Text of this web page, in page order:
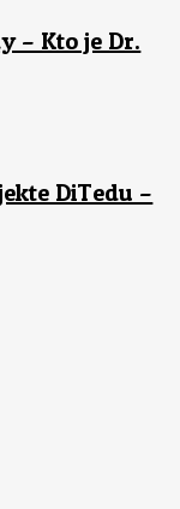
– Kto je Dr.
DiTedu –